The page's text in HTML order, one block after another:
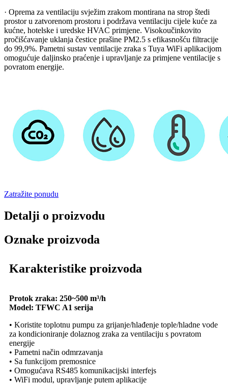
· Oprema za ventilaciju svježim zrakom montirana na strop štedi
prostor u zatvorenom prostoru i podržava ventilaciju cijele kuće za
kućne, hotelske i uredske HVAC primjene. Visokoučinkovito
pročišćavanje uklanja čestice prašine PM2.5 s efikasnošću filtracije
do 99,9%. Pametni sustav ventilacije zraka s Tuya WiFi aplikacijom
omogućuje daljinsko praćenje i upravljanje za primjene ventilacije s
povratom energije.
Zatražite ponudu
Detalji o proizvodu
Oznake proizvoda
Karakteristike proizvoda
Protok zraka: 250~500 m³/h
Model: TFWC A1 serija
• Koristite toplotnu pumpu za grijanje/hlađenje tople/hladne vode
za kondicioniranje dolaznog zraka za ventilaciju s povratom
energije
• Pametni način odmrzavanja
• Sa funkcijom premosnice
• Omogućava RS485 komunikacijski interfejs
• WiFi modul, upravljanje putem aplikacije